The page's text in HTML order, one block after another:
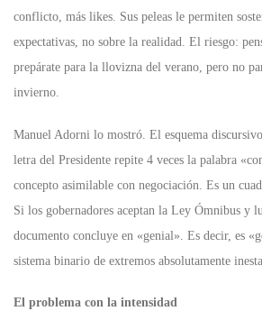
conflicto, más likes. Sus peleas le permiten
expectativas, no sobre la realidad. El riesgo:
prepárate para la llovizna del verano, pero no
invierno.
Manuel Adorni lo mostró. El esquema
letra del Presidente repite 4 veces la palabra
concepto asimilable con negociación. Es un
Si los gobernadores aceptan la Ley Ómnibus y
documento concluye en «genial». Es decir, es
sistema binario de extremos absolutamente
El problema con la intensidad